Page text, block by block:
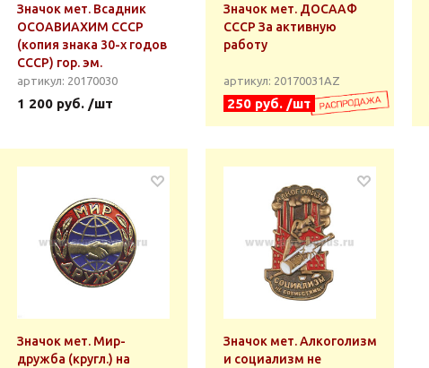
Значок мет. Всадник
ОСОАВИАХИМ СССР
(копия знака 30-х годов
СССР) гор. эм.
артикул: 20170030
1 200 руб. /шт
Значок мет. ДОСААФ
СССР За активную
работу
артикул: 20170031АZ
250 руб. /шт
Значок мет. Мир-
дружба (кругл.) на
Значок мет. Алкоголизм
и социализм не